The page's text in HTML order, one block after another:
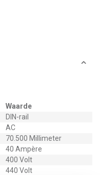
Waarde
DIN-rail
AC
70.500 Millimeter
40 Ampère
400 Volt
440 Volt